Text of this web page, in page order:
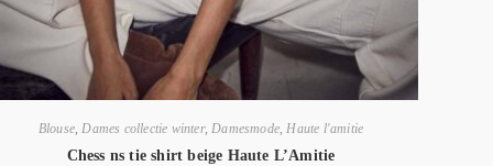
Blouse Dames collectie winter, Damesmode Haute l'amitie
Chess ns tie shirt beige Haute L’Amitie